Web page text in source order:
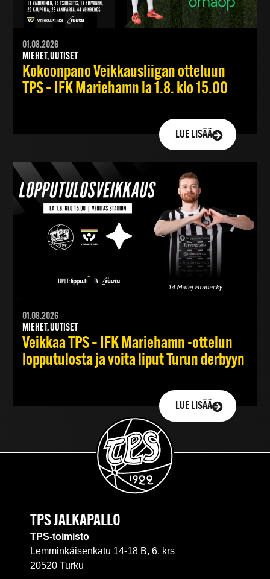
01.08.2026
MIEHET, UUTISET
Kokoonpano Veikkausliigan otteluun
TPS – IFK Mariehamn la 1.8. klo 15.00
LUE LISÄÄ
01.08.2026
MIEHET, UUTISET
Veikkaa TPS – IFK Mariehamn -ottelun
lopputulosta ja voita liput Turun derbyyn
LUE LISÄÄ
TPS JALKAPALLO
TPS-toimisto
Lemminkäisenkatu 14-18 B, 6. krs
20520 Turku